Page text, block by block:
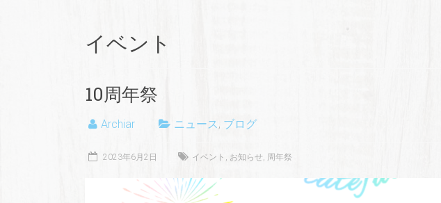
イベント
10周年祭
Archiar ニュース, ブログ
2023年6月2日 イベント , お知らせ, 周年祭